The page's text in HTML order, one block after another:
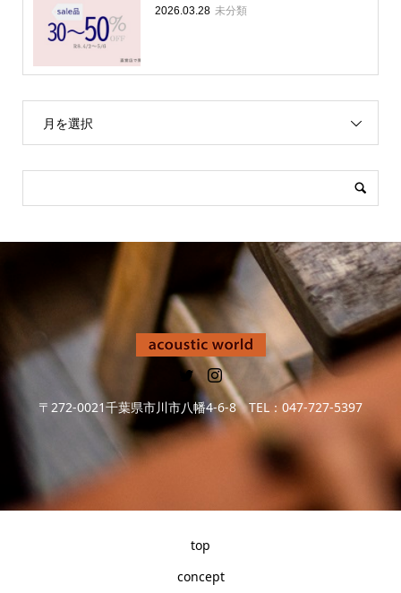
2026.03.28 未分類
月を選択
〒272-0021千葉県市川市八幡4-6-8 TEL：047-727-5397
top
concept